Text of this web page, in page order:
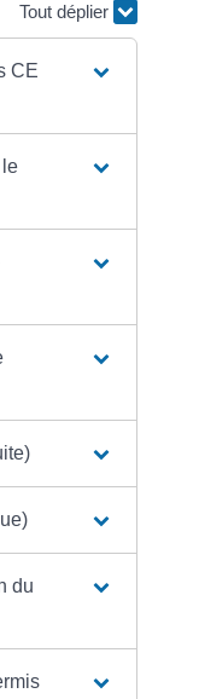
Tout déplier
CE
du